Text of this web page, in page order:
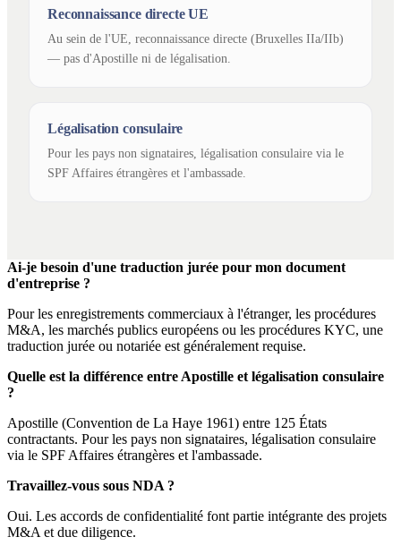
Reconnaissance directe UE
Au sein de l'UE, reconnaissance directe (Bruxelles IIa/IIb)
— pas d'Apostille ni de légalisation.
Légalisation consulaire
Pour les pays non signataires, légalisation consulaire via le
SPF Affaires étrangères et l'ambassade.
Ai-je besoin d'une traduction jurée pour mon document
d'entreprise ?
Pour les enregistrements commerciaux à l'étranger, les procédures
M&A, les marchés publics européens ou les procédures KYC, une
traduction jurée ou notariée est généralement requise.
Quelle est la différence entre Apostille et légalisation consulaire
?
Apostille (Convention de La Haye 1961) entre 125 États
contractants. Pour les pays non signataires, légalisation consulaire
via le SPF Affaires étrangères et l'ambassade.
Travaillez-vous sous NDA ?
Oui. Les accords de confidentialité font partie intégrante des projets
M&A et due diligence.